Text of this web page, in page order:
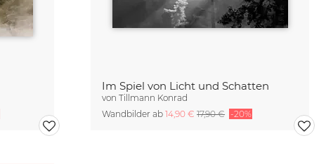
Im Spiel von Licht und Schatten
vonTillmann Konrad
Wandbilder ab14,90 €17,90 € -20%